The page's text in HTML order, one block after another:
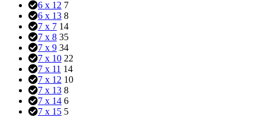
6 x 12 7
6 x 13 8
7 x 7 14
7 x 8 35
7 x 9 34
7 x 10 22
7 x 11 14
7 x 12 10
7 x 13 8
7 x 14 6
7 x 15 5